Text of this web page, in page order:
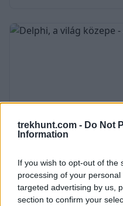
trekhunt.com - Do Not
Information
If you wish to opt-out of the
processing of your
targeted advertising by us,
section to confirm your
magával élmények
ohgy mik ezek! A várost olajfaligetek veszik
helye, a tengerparti
tenge
Delphi, a világ
látnivalók